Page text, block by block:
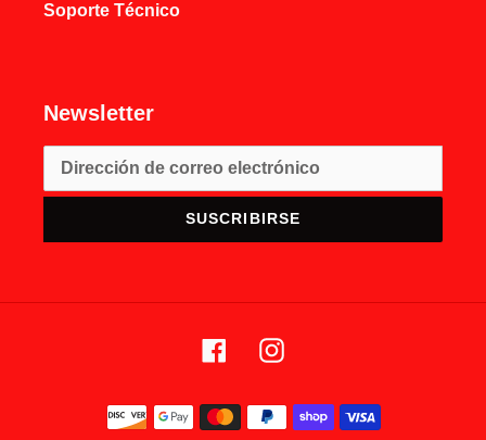
Soporte Técnico
Newsletter
SUSCRIBIRSE
FacebookInstagram
Métodos
de